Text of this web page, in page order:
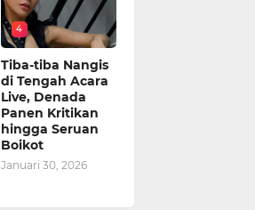
4
Tiba-tiba Nangis
di Tengah Acara
Live, Denada
Panen Kritikan
hingga Seruan
Boikot
Januari 30, 2026